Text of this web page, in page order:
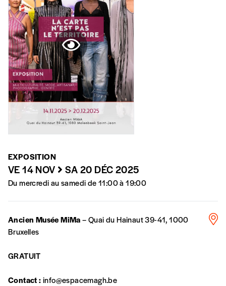
Cadeau
Faites découvrir l'Imagà un·e ami·e et offrez-
lui un abonnement ou numéro au choix.
J’offre un abonnement (5
numéros)
J’offre le(s) numéro(s)
Vos coordonnées
Prénom*
Nom
EXPOSITION
VE 14 NOV SA 20 DÉC 2025
Du mercredi au samedi de 11:00 à 19:00
Ancien Musée MiMa– Quai du Hainaut 39-41, 1000
Bruxelles
GRATUIT
Contact :info@espacemagh.be